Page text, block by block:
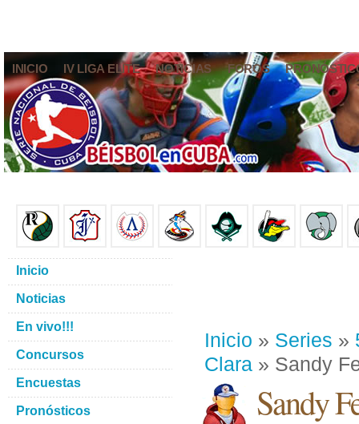
INICIO IV LIGA ELITE NOTICIAS FOROS
Inicio » Series »
Clara » Sandy
Sandy
Inicio
Noticias
En vivo!!!
Concursos
Encuestas
Pronósticos